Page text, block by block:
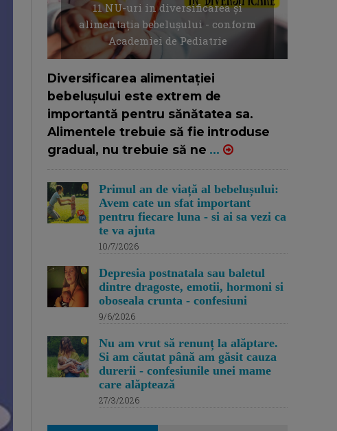
11 NU-uri in diversificarea și
alimentația bebelușului - conform
Academiei de Pediatrie
Diversificarea alimentației
bebelușului este extrem de
importantă pentru sănătatea sa.
Alimentele trebuie să fie introduse
gradual, nu trebuie să ne ...
Primul an de viață al bebelușului:
Avem cate un sfat important
pentru fiecare luna - si ai sa vezi ca
te va ajuta
10/7/2026
Depresia postnatala sau baletul
dintre dragoste, emotii, hormoni si
oboseala crunta - confesiuni
9/6/2026
Nu am vrut să renunț la alăptare.
Si am căutat până am găsit cauza
durerii - confesiunile unei mame
care alăptează
27/3/2026